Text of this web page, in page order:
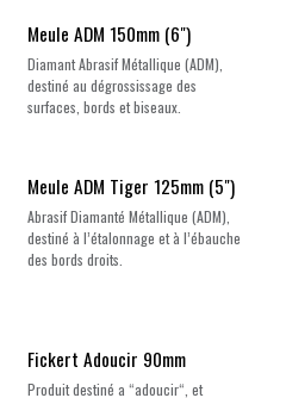
Meule ADM 150mm (6")
Diamant Abrasif Métallique (ADM),
destiné au dégrossissage des
surfaces, bords et biseaux.
Meule ADM Tiger 125mm (5")
Abrasif Diamanté Métallique (ADM),
destiné à l’étalonnage et à l’ébauche
des bords droits.
Fickert Adoucir 90mm
Produit destiné a “adoucir“, et